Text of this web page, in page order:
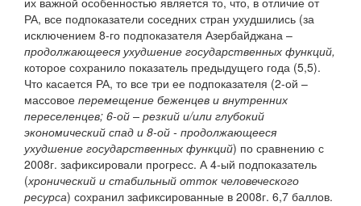
РА, все подпоказатели соседних стран ухудшились (за
исключением 8-го подпоказателя Азербайджана –
продолжающееся ухудшение государственных функций,
которое сохранило показатель предыдущего года (5,5).
Что касается РА, то все три ее подпоказателя (2-ой –
массовое перемещение беженцев и внутренних
переселенцев; 6-ой – резкий и/или глубокий
экономический спад и 8-ой - продолжающееся
ухудшение государственных функций) по сравнению с
2008г. зафиксировали прогресс. А 4-ый подпоказатель
(хронический и стабильный отток человеческого
ресурса) сохранил зафиксированные в 2008г. 6,7 баллов.